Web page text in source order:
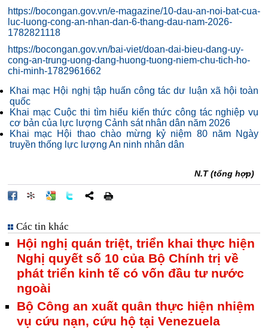
https://bocongan.gov.vn/e-magazine/10-dau-an-noi-bat-cua-
luc-luong-cong-an-nhan-dan-6-thang-dau-nam-2026-
1782821118
https://bocongan.gov.vn/bai-viet/doan-dai-bieu-dang-uy-
cong-an-trung-uong-dang-huong-tuong-niem-chu-tich-ho-
chi-minh-1782961662
Khai mạc Hội nghị tập huấn công tác dư luận xã hội toàn
quốc
Khai mạc Cuộc thi tìm hiểu kiến thức công tác nghiệp vụ
cơ bản của lực lượng Cảnh sát nhân dân năm 2026
Khai mạc Hội thao chào mừng kỷ niệm 80 năm Ngày
truyền thống lực lượng An ninh nhân dân
N.T (tổng hợp)
Các tin khác
Hội nghị quán triệt, triển khai thực hiện
Nghị quyết số 10 của Bộ Chính trị về
phát triển kinh tế có vốn đầu tư nước
ngoài
Bộ Công an xuất quân thực hiện nhiệm
vụ cứu nạn, cứu hộ tại Venezuela